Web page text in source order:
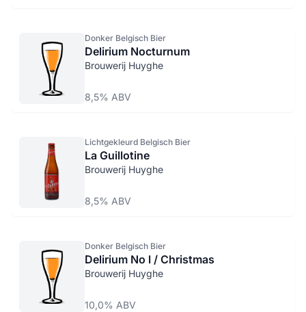
Donker Belgisch Bier
Delirium Nocturnum
Brouwerij Huyghe
8,5% ABV
Lichtgekleurd Belgisch Bier
La Guillotine
Brouwerij Huyghe
8,5% ABV
Donker Belgisch Bier
Delirium No l / Christmas
Brouwerij Huyghe
10,0% ABV